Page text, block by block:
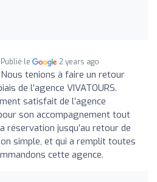
Publié le 2 years ago
Nous tenions à faire un retour
de l’agence VIVATOURS.
satisfait de l’agence
son accompagnement tout
réservation jusqu’au retour de
simple, et qui a remplit toutes
cette agence.